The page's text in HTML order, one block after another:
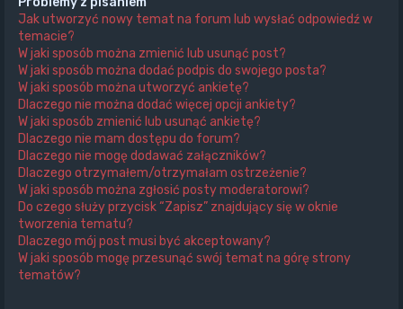
Jak utworzyć nowy temat na forum lub wysłać odpowiedź w
temacie?
W jaki sposób można zmienić lub usunąć post?
W jaki sposób można dodać podpis do swojego posta?
W jaki sposób można utworzyć ankietę?
Dlaczego nie można dodać więcej opcji ankiety?
W jaki sposób zmienić lub usunąć ankietę?
Dlaczego nie mam dostępu do forum?
Dlaczego nie mogę dodawać załączników?
Dlaczego otrzymałem/otrzymałam ostrzeżenie?
W jaki sposób można zgłosić posty moderatorowi?
Do czego służy przycisk “Zapisz” znajdujący się w oknie
tworzenia tematu?
Dlaczego mój post musi być akceptowany?
W jaki sposób mogę przesunąć swój temat na górę strony
tematów?